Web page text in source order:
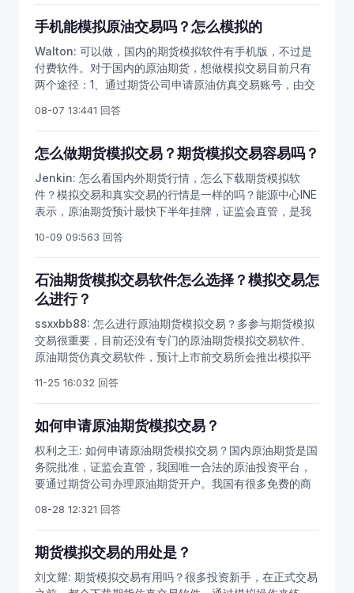
行情进行模拟交易；第二种，是随机选择过去的行情，双
盲测试，能够同时显示出当时的分钟走势、日K线走势、分
获得当时的模拟收益，合理使用期货模拟软件，才能提高
交易胜率。做原油期货一定要谨慎，多学习原油知识和交
易策略，制定合适自己的交易计划，把握上市机会。我们
可以及时关注有最新动态会第一时间发布，原油期货开户
多家合作期货公司，怎么下载模拟交易软件？常用的期货
模拟软件有哪些？商品期货开户后注意，可以免费使用模
拟软件，熟悉期货操作流程。文华财经模拟软件支持国内
四家期货交易所的模拟交易、夜盘仿真交易，以及境外的
功能与期货公司实盘版本完全一致。新手投资入市要谨
慎，办理期货开户后交易原油期货，做多或者做空都能赚
钱。投资者可以提前办理原油期货开户或者商品期货开
户，熟悉期货交易流程和操作技巧。原油期货上市后，投
资者一定要轻仓投资，顺应趋势行情操作。
的成本与未来投资的风险。看行情不需要用户名/密码即可
登录，做模拟要注册后点击“下单”按钮，在弹出的窗口中
输入在文华注册的模拟资金账号及密码，即可登录交易。
程和经验，同时还可以参考前辈高手是怎么做单交易的。
手机能模拟原油交易吗？怎么模拟的
Walton: 可以做，国内的期货模拟软件有手机版，不过是
付费软件。对于国内的原油期货，想做模拟交易目前只有
两个途径：1、通过期货公司申请原油仿真交易账号，由交
能用来满足原油期货实盘开户的经验要求，不过仿真交易
只能白天做，没有夜盘。2、下载手机期货模拟软件，目前
能模拟原油的手机期货app只有一个：文华财经随身行。
的，和期货公司无关，但是软件能模拟商品，原油和股指
期货。手机能模拟原油交易吗？能模拟，只不过要激活文
华钱包，一手大约需要一分钱。国内期货模拟交易软件手
机版，只有一个软件就是“文华财经随身行”，您可以通过
app。
08-07 13:441 回答
怎么做期货模拟交易？期货模拟交易容易吗？
Jenkin: 怎么看国内外期货行情，怎么下载期货模拟软
件？模拟交易和真实交易的行情是一样的吗？能源中心INE
表示，原油期货预计最快下半年挂牌，证监会直管，是我
资者在进行期货交易时，预计买一手合约需要的保证金为2
万多元人民币。投资者可以提前办理商品期货开户手续，
最好可以进行模拟交易，熟悉期货的交易流程，因为实战
交易经验需要时间的积累，还要不断地改进和完善。期货
入市之前，最好熟悉期货交易的原理，操作的基本步骤和
流程，比如怎么开仓平仓，怎么查看期货行情，常用的期
货成交数据，查看期货账单等基本操作，都是影响我们期
货盈亏的关键，要在交易之前做好准备，减少不必要的亏
损。
10-09 09:563 回答
石油期货模拟交易软件怎么选择？模拟交易怎
么进行？
ssxxbb88: 怎么进行原油期货模拟交易？多参与期货模拟
交易很重要，目前还没有专门的原油期货模拟交易软件、
原油期货仿真交易软件，预计上市前交易所会推出模拟平
交易规则，投资者要做好准备。目前可以办理期货网上开
户和期货手机开户，开户后能交易国内几十个期货品种。
我国石油期货最重要的品种，中质含硫原油期货合约已经
油期货要做好充足的入市准备，学好交易技巧。我国原油
期货快要上市了，想练手目前只能使用商品期货模拟交易
软件，通过期货仿真交易的联系，熟悉期货的操作流程和
交易步骤，原油期货和商品期货的交易原理是一样的。预
模拟交易软件下载，手机原油模拟交易软件，原油期货模
拟交易软件，原油期货仿真交易软件，期货模拟练手，原
油期货仿真交易系统，原油期货模拟交易软件下载地址，
11-25 16:032 回答
如何申请原油期货模拟交易？
权利之王: 如何申请原油期货模拟交易？国内原油期货是国
务院批准，证监会直管，我国唯一合法的原油投资平台，
要通过期货公司办理原油期货开户。我国有很多免费的商
就可以进行期货模拟交易，能模拟的品种一般都是上期
所，大商所，郑商所的商品期货品种，有40个期货品种都
可以模拟。如何申请原油期货模拟交易，去哪里下载模拟
期货模拟软件，只能模拟大多数的商品期货品种。比如原
08-28 12:321 回答
期货模拟交易的用处是？
刘文耀: 期货模拟交易有用吗？很多投资新手，在正式交易